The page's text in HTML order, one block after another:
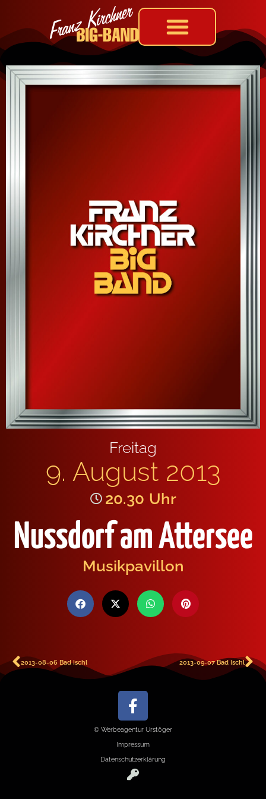
Freitag
9. August 2013
20.30 Uhr
Nussdorf am Attersee
Musikpavillon
2013-08-06 Bad Ischl 2013-09-07 Bad Ischl
© Werbeagentur Urstöger
Impressum
Datenschutzerklärung